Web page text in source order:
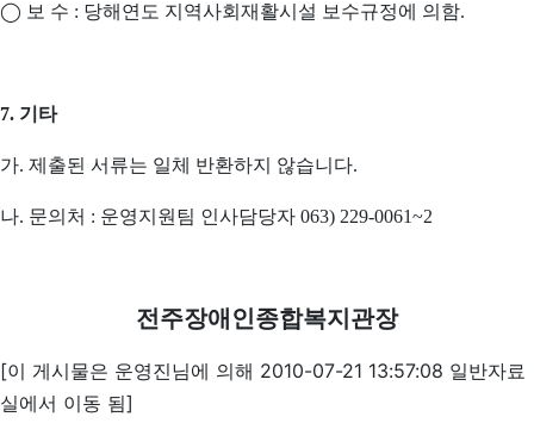
◯ 보 수 : 당해연도 지역사회재활시설 보수규정에 의함.
7. 기타
가. 제출된 서류는 일체 반환하지 않습니다.
나. 문의처 : 운영지원팀 인사담당자 063) 229-0061~2
전주장애인종합복지관장
[이 게시물은 운영진님에 의해 2010-07-21 13:57:08 일반자료
실에서 이동 됨]